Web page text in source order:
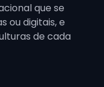
que se
ou digitais, e
de cada